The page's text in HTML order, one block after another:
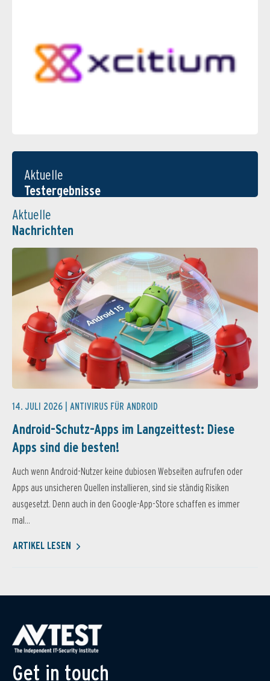
Aktuelle
Testergebnisse
Aktuelle
Nachrichten
14. JULI 2026 | ANTIVIRUS FÜR ANDROID
Android-Schutz-Apps im Langzeittest: Diese
Apps sind die besten!
Auch wenn Android-Nutzer keine dubiosen Webseiten aufrufen oder
Apps aus unsicheren Quellen installieren, sind sie ständig Risiken
ausgesetzt. Denn auch in den Google-App-Store schaffen es immer
mal...
ARTIKEL LESEN
Get in touch